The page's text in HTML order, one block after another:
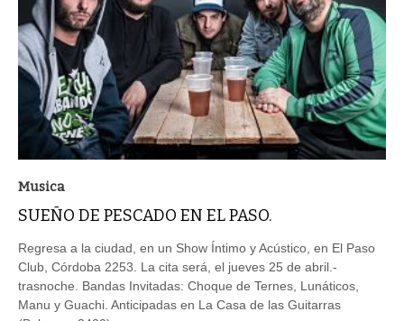
Musica
SUEÑO DE PESCADO EN EL PASO.
Regresa a la ciudad, en un Show Íntimo y Acústico, en El Paso
Club, Córdoba 2253. La cita será, el jueves 25 de abril.-
trasnoche. Bandas Invitadas: Choque de Ternes, Lunáticos,
Manu y Guachi. Anticipadas en La Casa de las Guitarras